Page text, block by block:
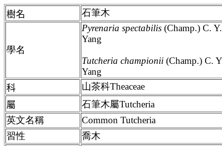
樹名 石筆木
學名
Pyrenaria spectabilis (Champ.) C.
Yang
Tutcheria championii (Champ.) C.
Yang
科
山茶科Theaceae
屬
石筆木屬Tutcheria
英文名稱
Common Tutcheria
習性
喬木